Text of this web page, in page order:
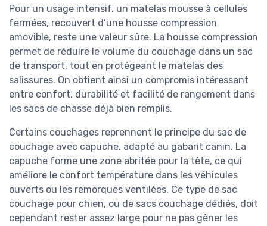
Pour un usage intensif, un matelas mousse à cellules
fermées, recouvert d’une housse compression
amovible, reste une valeur sûre. La housse compression
permet de réduire le volume du couchage dans un sac
de transport, tout en protégeant le matelas des
salissures. On obtient ainsi un compromis intéressant
entre confort, durabilité et facilité de rangement dans
les sacs de chasse déjà bien remplis.
Certains couchages reprennent le principe du sac de
couchage avec capuche, adapté au gabarit canin. La
capuche forme une zone abritée pour la tête, ce qui
améliore le confort température dans les véhicules
ouverts ou les remorques ventilées. Ce type de sac
couchage pour chien, ou de sacs couchage dédiés, doit
cependant rester assez large pour ne pas gêner les